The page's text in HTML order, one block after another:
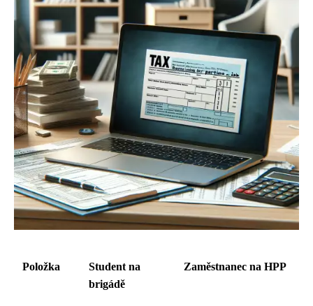
Položka
Student na
brigádě
Zaměstnanec na HPP